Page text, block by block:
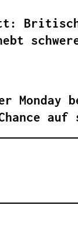
Monday
auf